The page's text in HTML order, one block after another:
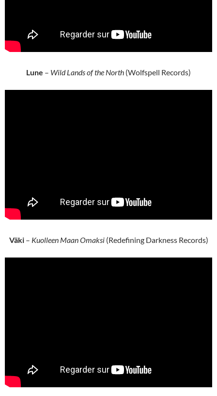
Lune – Wild Lands of the North (Wolfspell Records)
Väki– Kuolleen Maan Omaksi (Redefining Darkness Records)